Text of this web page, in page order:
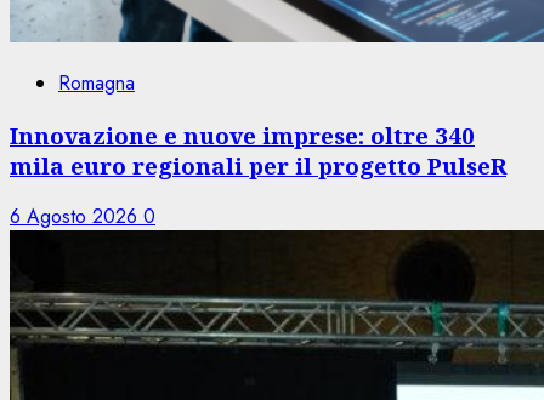
Romagna
Innovazione e nuove imprese: oltre 340
mila euro regionali per il progetto PulseR
6 Agosto 2026 0